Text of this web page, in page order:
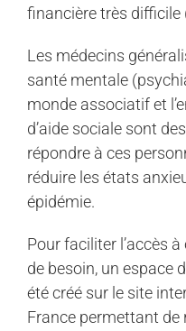
financière très difficile
Les médecins
santé mentale
monde associatif et
d’aide sociale sont
répondre à ces
réduire les états
épidémie.
Pour faciliter l’accès
de besoin, un espace
été créé sur le site
France permettant de